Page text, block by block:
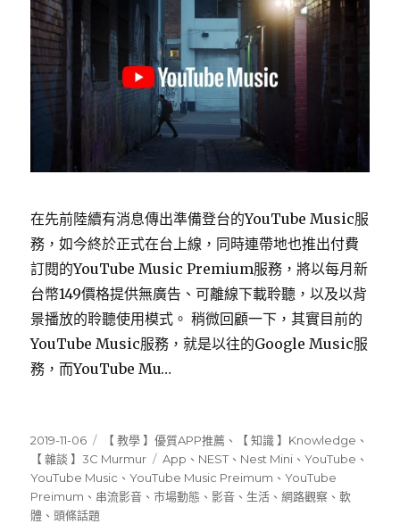
在先前陸續有消息傳出準備登台的YouTube Music服
務，如今終於正式在台上線，同時連帶地也推出付費
訂閱的YouTube Music Premium服務，將以每月新
台幣149價格提供無廣告、可離線下載聆聽，以及以背
景播放的聆聽使用模式。 稍微回顧一下，其實目前的
YouTube Music服務，就是以往的Google Music服
務，而YouTube Mu…
發
佈
日
期:
2019-11-06
分
類
【 教學 】優質APP推薦 、 【 知識 】Knowledge 、
【 雜談 】3C Murmur
標
籤
App 、 NEST 、 Nest Mini 、YouTube 、
YouTube Music 、YouTube Music Preimum 、YouTube
Preimum 、 串流影音 、市場動態 、影音 、 生活 、網路觀察 、軟
體 、頭條話題